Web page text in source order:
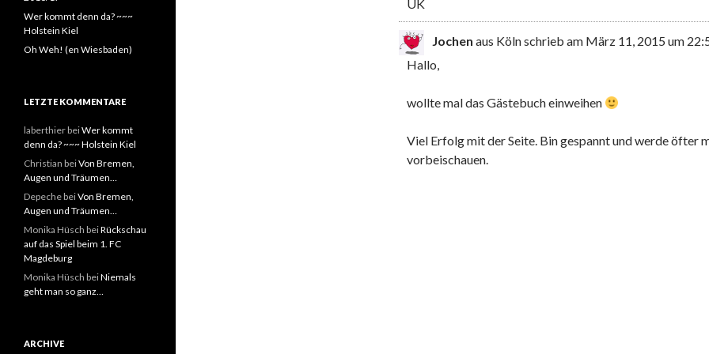
UK
Jochen aus Kölnschrieb am März 11, 2015 um
Hallo,
wollte mal das Gästebuch einweihen
Viel Erfolg mit der Seite. Bin gespannt und werde öfter
vorbeischauen.
Wer kommt denn da? ~~~
Holstein Kiel
Oh Weh! (en Wiesbaden)
LETZTE KOMMENTARE
laberthierbeiWer kommt
denn da? ~~~ Holstein Kiel
Christian beiVon Bremen,
Augen und Träumen…
DepechebeiVon Bremen,
Augen und Träumen…
Monika Hüsch beiRückschau
auf das Spiel beim 1. FC
Magdeburg
Monika Hüsch beiNiemals
geht man so ganz…
ARCHIVE